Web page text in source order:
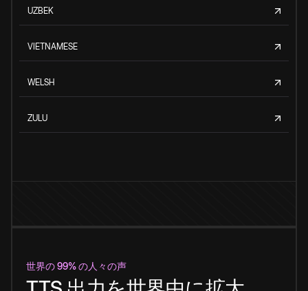
UZBEK
VIETNAMESE
WELSH
ZULU
世界の 99% の人々の声